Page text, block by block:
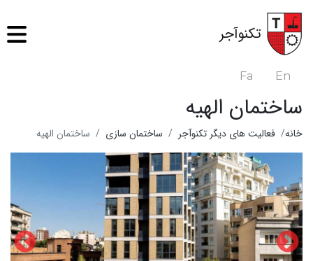
تکنوآجر
En
Fa
ساختمان الهیه
خانه فعالیت های دیگر تکنوآجر ساختمان سازی ساختمان الهیه